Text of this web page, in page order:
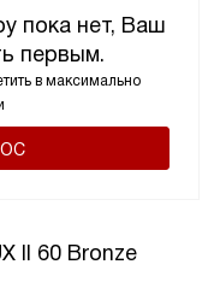
пока нет, Ваш
первым.
в максимально
II 60 Bronze